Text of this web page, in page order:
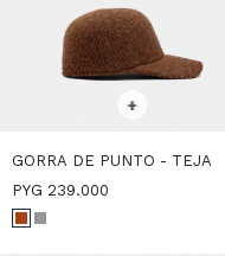
+
GORRA DE PUNTO - TEJA
PYG 239.000